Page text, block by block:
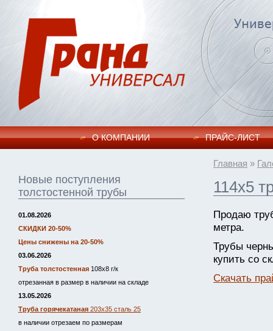
О КОМПАНИИ ПРАЙC-ЛИСТ
Новые поступления
толстостенной трубы
01.08.2026
СКИДКИ 20-50%
Цены снижены на 20-50%
03.06.2026
Труба толстостенная 108х8 г/к
отрезанная в размер в наличии на складе
13.05.2026
Труба горячекатаная 203х35 сталь 25
в наличии отрезаем по размерам
Главная »
114х5
Продаю
метра.
Трубы
купить со
Скачать